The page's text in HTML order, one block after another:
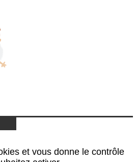
et vous donne le contrôle